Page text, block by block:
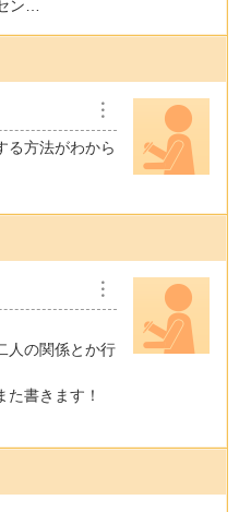
ン…
︙
る方法がわから
︙
人の関係とか行
書きます！